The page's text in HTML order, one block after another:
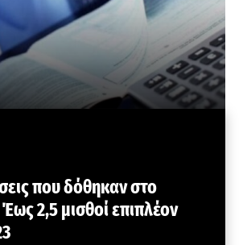
που δόθηκαν στο
2,5 μισθοί επιπλέον